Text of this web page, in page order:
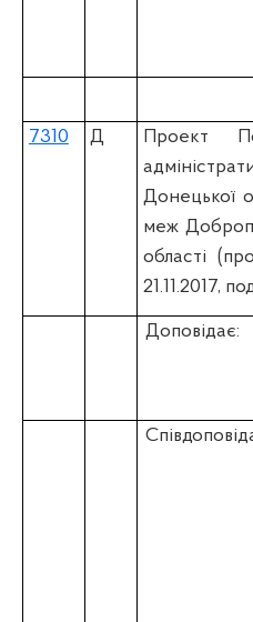
7310 Д
Проект
Донецької
меж
області
21.11.2017,
Доповідає: